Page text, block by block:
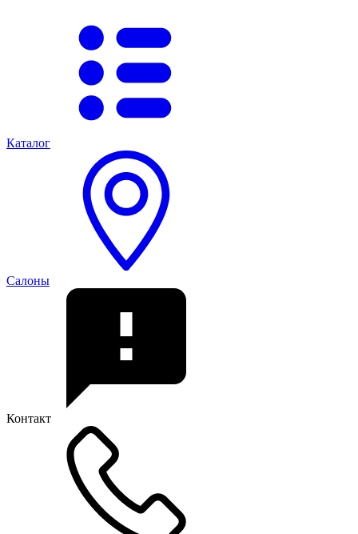
Каталог
Салоны
Контакт